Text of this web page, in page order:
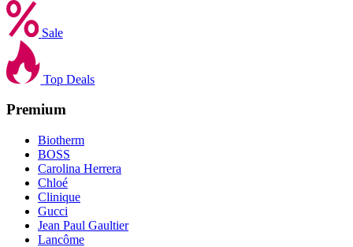
Sale
Top Deals
Premium
Biotherm
BOSS
Carolina Herrera
Chloé
Clinique
Gucci
Jean Paul Gaultier
Lancôme